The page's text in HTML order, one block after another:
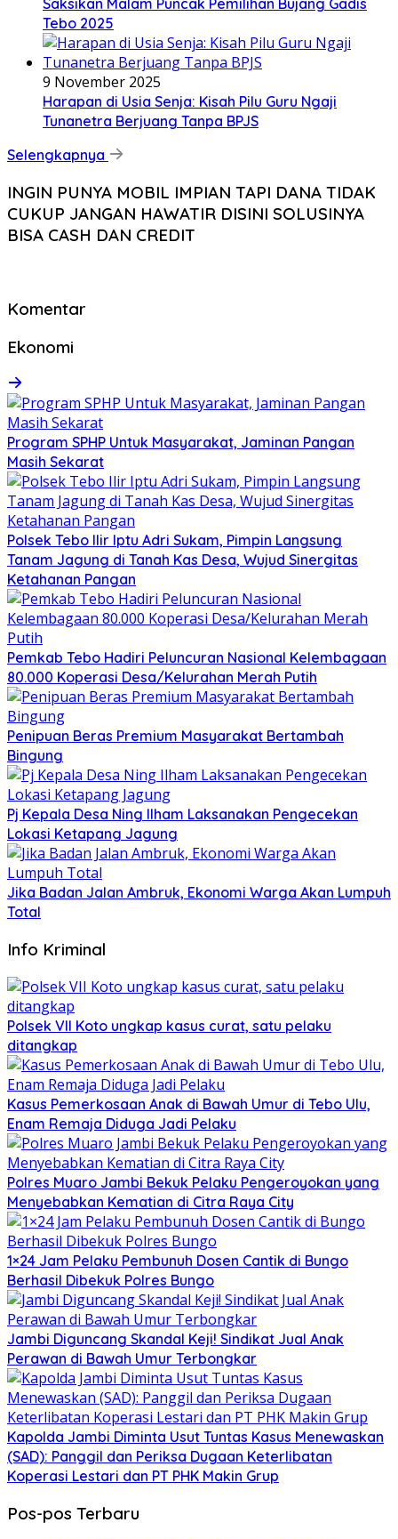
Tebo 2025
9 November 2025
Harapan di Usia Senja: Kisah Pilu Guru Ngaji
Tunanetra Berjuang Tanpa BPJS
Selengkapnya
INGIN PUNYA MOBIL IMPIAN TAPI DANA TIDAK
CUKUP JANGAN HAWATIR DISINI SOLUSINYA
BISA CASH DAN CREDIT
Komentar
Ekonomi
Program SPHP Untuk Masyarakat, Jaminan Pangan
Masih Sekarat
Polsek Tebo Ilir Iptu Adri Sukam, Pimpin Langsung
Tanam Jagung di Tanah Kas Desa, Wujud Sinergitas
Ketahanan Pangan
Pemkab Tebo Hadiri Peluncuran Nasional Kelembagaan
80.000 Koperasi Desa/Kelurahan Merah Putih
Penipuan Beras Premium Masyarakat Bertambah
Bingung
Pj Kepala Desa Ning Ilham Laksanakan Pengecekan
Lokasi Ketapang Jagung
Jika Badan Jalan Ambruk, Ekonomi Warga Akan Lumpuh
Total
Info Kriminal
Polsek VII Koto ungkap kasus curat, satu pelaku
ditangkap
Kasus Pemerkosaan Anak di Bawah Umur di Tebo Ulu,
Enam Remaja Diduga Jadi Pelaku
Polres Muaro Jambi Bekuk Pelaku Pengeroyokan yang
Menyebabkan Kematian di Citra Raya City
1×24 Jam Pelaku Pembunuh Dosen Cantik di Bungo
Berhasil Dibekuk Polres Bungo
Jambi Diguncang Skandal Keji! Sindikat Jual Anak
Perawan di Bawah Umur Terbongkar
Kapolda Jambi Diminta Usut Tuntas Kasus Menewaskan
(SAD): Panggil dan Periksa Dugaan Keterlibatan
Koperasi Lestari dan PT PHK Makin Grup
Pos-pos Terbaru